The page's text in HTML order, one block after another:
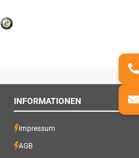
INFORMATIONEN
Impressum
AGB